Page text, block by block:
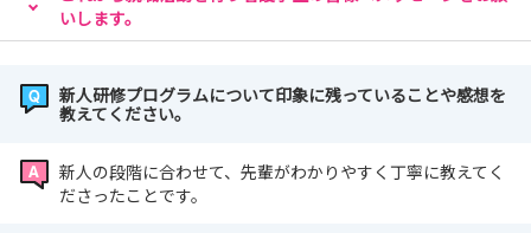
いします。
新人研修プログラムについて印象に残っていることや感想を
教えてください。
新人の段階に合わせて、先輩がわかりやすく丁寧に教えてく
ださったことです。